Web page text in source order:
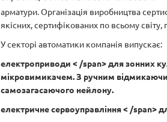
арматури. Організація виробництва
якісних, сертифікованих по всьому світу,
У секторі автоматики компанія випускає:
електроприводи < /span> для зонних
мікровимикачем. З ручним
самозагасаючого нейлону.
електричне сервоуправління < /span>